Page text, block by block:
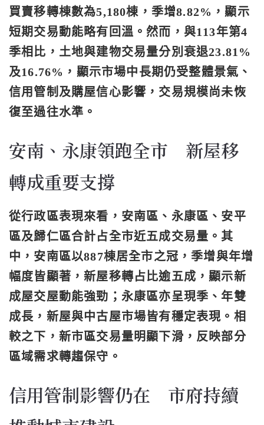
買賣移轉棟數為5,180棟，季增8.82%，顯示
短期交易動能略有回溫。然而，與113年第4
季相比，土地與建物交易量分別衰退23.81%
及16.76%，顯示市場中長期仍受整體景氣、
信用管制及購屋信心影響，交易規模尚未恢
復至過往水準。
安南、永康領跑全市 新屋移
轉成重要支撐
從行政區表現來看，安南區、永康區、安平
區及歸仁區合計占全市近五成交易量。其
中，安南區以887棟居全市之冠，季增與年增
幅度皆顯著，新屋移轉占比逾五成，顯示新
成屋交屋動能強勁；永康區亦呈現季、年雙
成長，新屋與中古屋市場皆有穩定表現。相
較之下，新市區交易量明顯下滑，反映部分
區域需求轉趨保守。
信用管制影響仍在 市府持續